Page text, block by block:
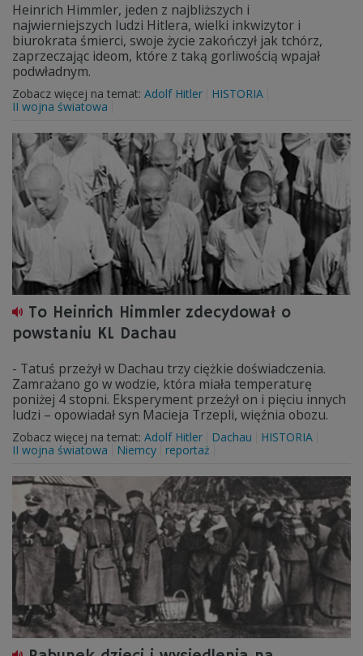
Heinrich Himmler, jeden z najbliższych i
najwierniejszych ludzi Hitlera, wielki inkwizytor i
biurokrata śmierci, swoje życie zakończył jak tchórz,
zaprzeczając ideom, które z taką gorliwością wpajał
podwładnym.
Zobacz więcej na temat: Adolf Hitler
HISTORIA
II wojna światowa
To Heinrich Himmler zdecydował o
powstaniu KL Dachau
- Tatuś przeżył w Dachau trzy ciężkie doświadczenia.
Zamrażano go w wodzie, która miała temperaturę
poniżej 4 stopni. Eksperyment przeżył on i pięciu innych
ludzi – opowiadał syn Macieja Trzepli, więźnia obozu.
Zobacz więcej na temat: Adolf Hitler Dachau
HISTORIA
II wojna światowa
Niemcy reportaż